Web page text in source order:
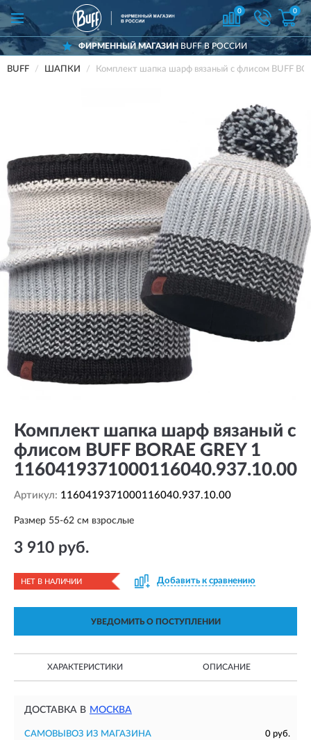
0 0
ФИРМЕННЫЙ МАГАЗИН BUFF В РОССИИ
BUFF ШАПКИ Комплект шапка шарф вязаный с флисом BUFF
Комплект шапка шарф вязаный с
флисом BUFF BORAE GREY 1
1160419371000116040.937.10.00
Артикул: 1160419371000116040.937.10.00
Размер 55-62 см взрослые
3 910 руб.
НЕТ В НАЛИЧИИ Добавить к сравнению
УВЕДОМИТЬ О ПОСТУПЛЕНИИ
ХАРАКТЕРИСТИКИ ОПИСАНИЕ
ДОСТАВКА В МОСКВА
САМОВЫВОЗ ИЗ МАГАЗИНА
0 руб.